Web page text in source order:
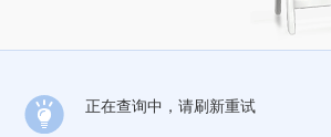
正在查询中，请刷新重试